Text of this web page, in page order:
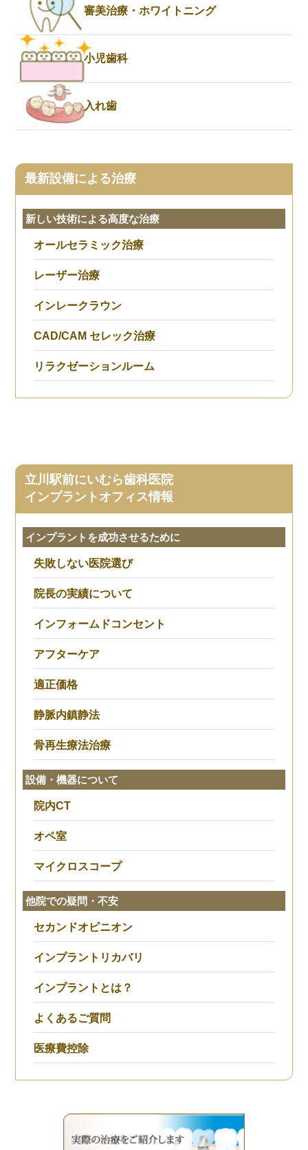
審美治療・ホワイトニング
小児歯科
入れ歯
最新設備による治療
新しい技術による高度な治療
オールセラミック治療
レーザー治療
インレークラウン
CAD/CAM セレック治療
リラクゼーションルーム
立川駅前にいむら歯科医院
インプラントオフィス情報
インプラントを成功させるために
失敗しない医院選び
院長の実績について
インフォームドコンセント
アフターケア
適正価格
静脈内鎮静法
骨再生療法治療
設備・機器について
院内CT
オペ室
マイクロスコープ
他院での疑問・不安
セカンドオピニオン
インプラントリカバリ
インプラントとは？
よくあるご質問
医療費控除